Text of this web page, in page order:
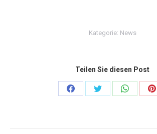
Kategorie: News
Teilen Sie diesen Post
Share
Share
Share